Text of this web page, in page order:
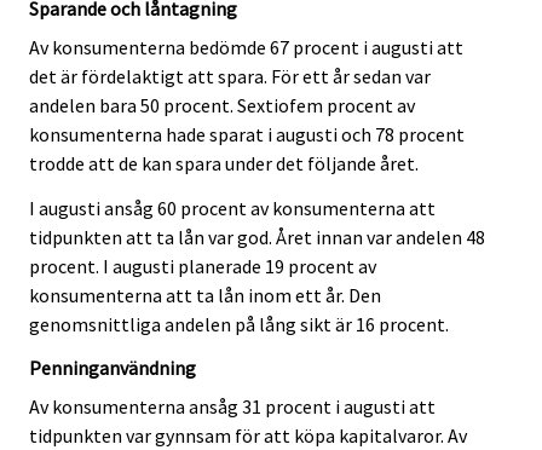
Sparande och låntagning
Av konsumenterna bedömde 67 procent i augusti att
det är fördelaktigt att spara. För ett år sedan var
andelen bara 50 procent. Sextiofem procent av
konsumenterna hade sparat i augusti och 78 procent
trodde att de kan spara under det följande året.
I augusti ansåg 60 procent av konsumenterna att
tidpunkten att ta lån var god. Året innan var andelen 48
procent. I augusti planerade 19 procent av
konsumenterna att ta lån inom ett år. Den
genomsnittliga andelen på lång sikt är 16 procent.
Penninganvändning
Av konsumenterna ansåg 31 procent i augusti att
tidpunkten var gynnsam för att köpa kapitalvaror. Av